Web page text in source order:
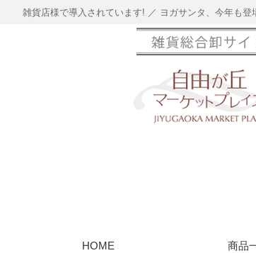
雑貨店様で導入されています! ／ ヨガサンタ、今年も登
HOME 商品